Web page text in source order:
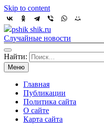
Skip to content
pshik shik.ru
Случайные новости
Найти:
Меню
Главная
Публикации
Политика сайта
О сайте
Карта сайта